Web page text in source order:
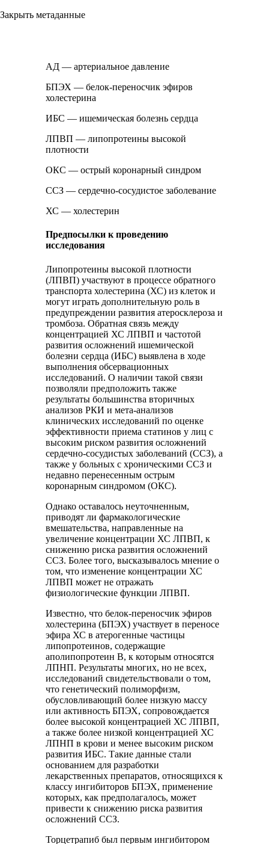
Закрыть метаданные
АД — артериальное давление
БПЭХ — белок-переносчик эфиров
холестерина
ИБС — ишемическая болезнь сердца
ЛПВП — липопротеины высокой
плотности
ОКС — острый коронарный синдром
ССЗ — сердечно-сосудистое заболевание
ХС — холестерин
Предпосылки к проведению
исследования
Липопротеины высокой плотности
(ЛПВП) участвуют в процессе обратного
транспорта холестерина (ХС) из клеток и
могут играть дополнительную роль в
предупреждении развития атеросклероза и
тромбоза. Обратная связь между
концентрацией ХС ЛПВП и частотой
развития осложнений ишемической
болезни сердца (ИБС) выявлена в ходе
выполнения обсервационных
исследований. О наличии такой связи
позволяли предположить также
результаты большинства вторичных
анализов РКИ и мета-анализов
клинических исследований по оценке
эффективности приема статинов у лиц с
высоким риском развития осложнений
сердечно-сосудистых заболеваний (ССЗ), а
также у больных с хроническими ССЗ и
недавно перенесенным острым
коронарным синдромом (ОКС).
Однако оставалось неуточненным,
приводят ли фармакологические
вмешательства, направленные на
увеличение концентрации ХС ЛПВП, к
снижению риска развития осложнений
ССЗ. Более того, высказывалось мнение о
том, что изменение концентрации ХС
ЛПВП может не отражать
физиологические функции ЛПВП.
Известно, что белок-переносчик эфиров
холестерина (БПЭХ) участвует в переносе
эфира ХС в атерогенные частицы
липопротеинов, содержащие
аполипопротеин В, к которым относятся
ЛПНП. Результаты многих, но не всех,
исследований свидетельствовали о том,
что генетический полиморфизм,
обусловливающий более низкую массу
или активность БПЭХ, сопровождается
более высокой концентрацией ХС ЛПВП,
а также более низкой концентрацией ХС
ЛПНП в крови и менее высоким риском
развития ИБС. Такие данные стали
основанием для разработки
лекарственных препаратов, относящихся к
классу ингибиторов БПЭХ, применение
которых, как предполагалось, может
привести к снижению риска развития
осложнений ССЗ.
Торцетрапиб был первым ингибитором